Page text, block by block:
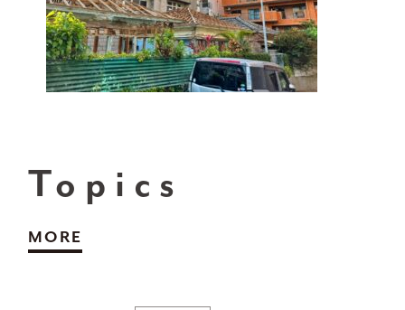
Topics
MORE